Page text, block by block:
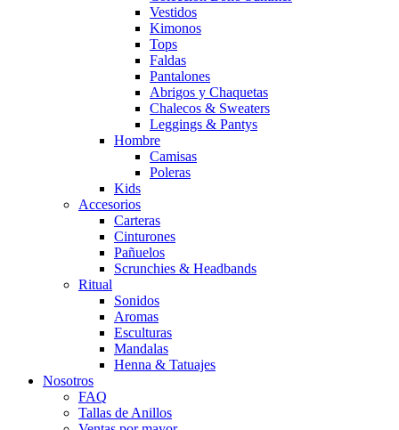
Vestidos
Kimonos
Tops
Faldas
Pantalones
Abrigos y Chaquetas
Chalecos & Sweaters
Leggings & Pantys
Hombre
Camisas
Poleras
Kids
Accesorios
Carteras
Cinturones
Pañuelos
Scrunchies & Headbands
Ritual
Sonidos
Aromas
Esculturas
Mandalas
Henna & Tatuajes
Nosotros
FAQ
Tallas de Anillos